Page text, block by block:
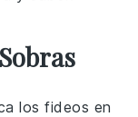
losfideos en